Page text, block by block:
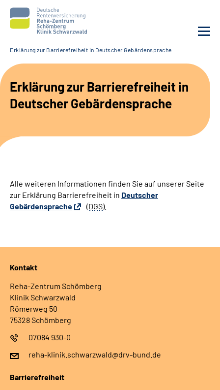
Unsere Klinik
Unsere Angebote
Suche
Erklärung zur Barrierefreiheit in Deutscher Gebärdensprache
Erklärung zur Barrierefreiheit in
Deutscher Gebärdensprache
Alle weiteren Informationen finden Sie auf unserer Seite
zur Erklärung Barrierefreiheit in Deutscher
Gebärdensprache
(DGS).
Kontakt
Reha-Zentrum Schömberg
Klinik Schwarzwald
Römerweg 50
75328 Schömberg
07084 930-0
reha-klinik.schwarzwald@drv-bund.de
Barrierefreiheit